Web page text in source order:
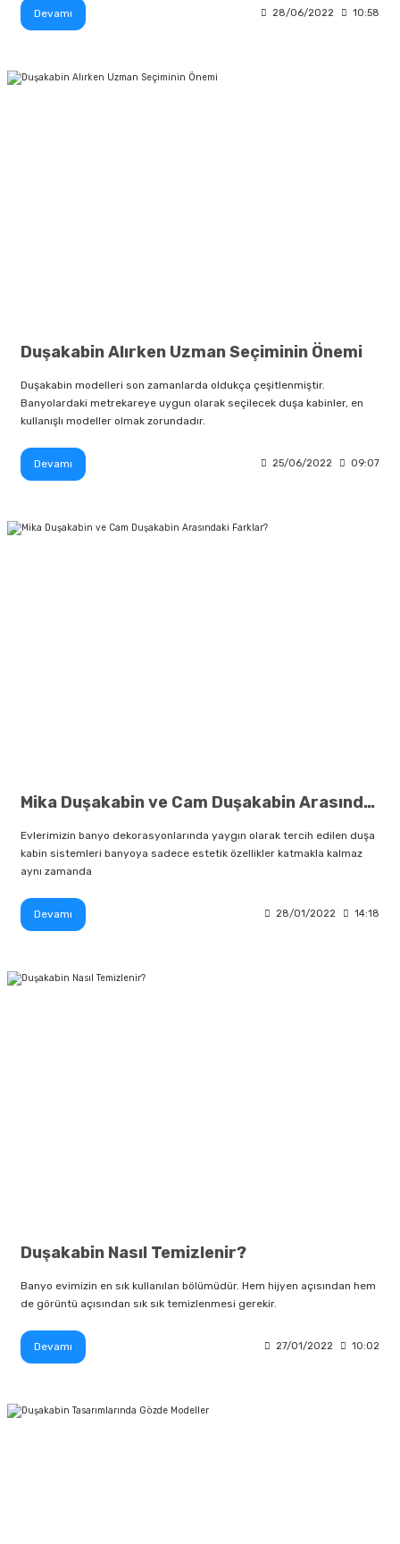
Devamı 28/06/2022 10:58
Duşakabin Alırken Uzman Seçiminin Önemi
Duşakabin modelleri son zamanlarda oldukça çeşitlenmiştir.
Banyolardaki metrekareye uygun olarak seçilecek duşa kabinler, en
kullanışlı modeller olmak zorundadır.
Devamı 25/06/2022 09:07
Mika Duşakabin ve Cam Duşakabin Arasındaki Farklar?
Evlerimizin banyo dekorasyonlarında yaygın olarak tercih edilen duşa
kabin sistemleri banyoya sadece estetik özellikler katmakla kalmaz
aynı zamanda
Devamı 28/01/2022 14:18
Duşakabin Nasıl Temizlenir?
Banyo evimizin en sık kullanılan bölümüdür. Hem hijyen açısından hem
de görüntü açısından sık sık temizlenmesi gerekir.
Devamı 27/01/2022 10:02